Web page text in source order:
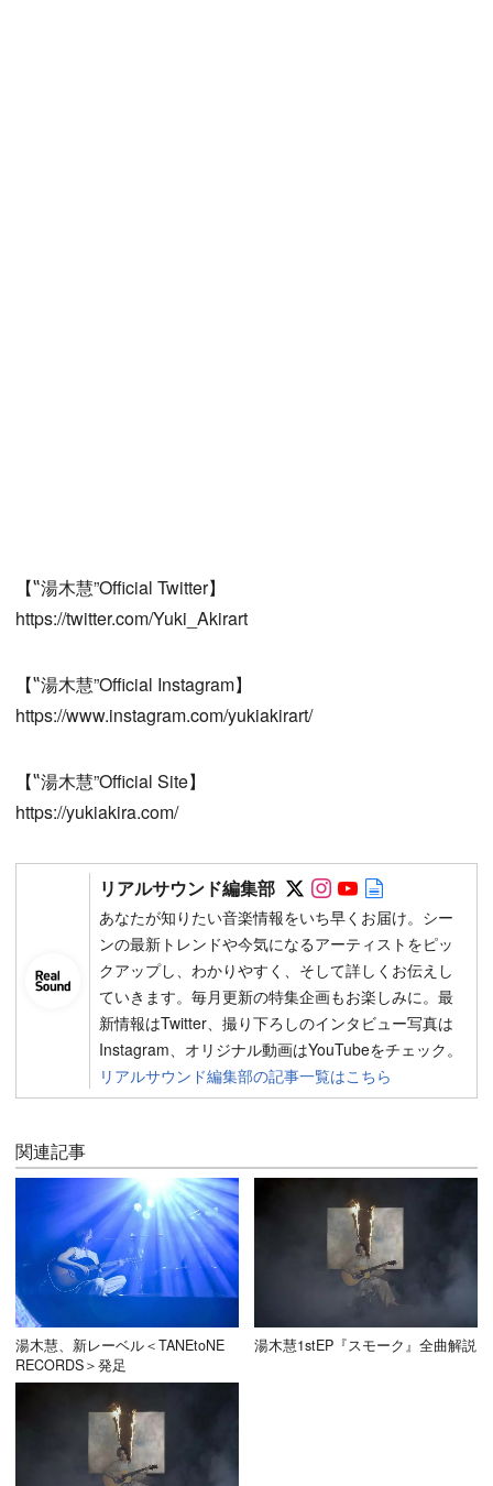
【‟湯木慧”Official Twitter】
https://twitter.com/Yuki_Akirart
【‟湯木慧”Official Instagram】
https://www.instagram.com/yukiakirart/
【‟湯木慧”Official Site】
https://yukiakira.com/
リアルサウンド編集部 Follow on SNS
Follow on SNS
Follow on
あなたが知りたい音楽情報をいち早くお届け。シー
ンの最新トレンドや今気になるアーティストをピッ
クアップし、わかりやすく、そして詳しくお伝えし
ていきます。毎月更新の特集企画もお楽しみに。最
新情報はTwitter、撮り下ろしのインタビュー写真は
Instagram、オリジナル動画はYouTubeをチェック。
リアルサウンド編集部の記事一覧はこちら
関連記事
湯木慧、新レーベル＜TANEtoNE
RECORDS＞発足
湯木慧1stEP『スモーク』全曲解説